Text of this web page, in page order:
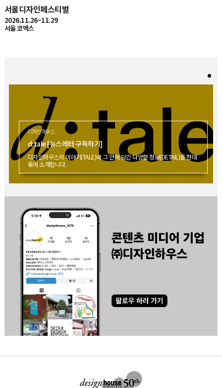
2026.11.26~11.29
서울 코엑스
디자인하우스
d:tale [뉴스레터 구독하기]
디자인하우스의 이야기(TALE)와 그 안에 담긴 다양한 정보(DETAIL)를 한데
묶어 소개합니다.